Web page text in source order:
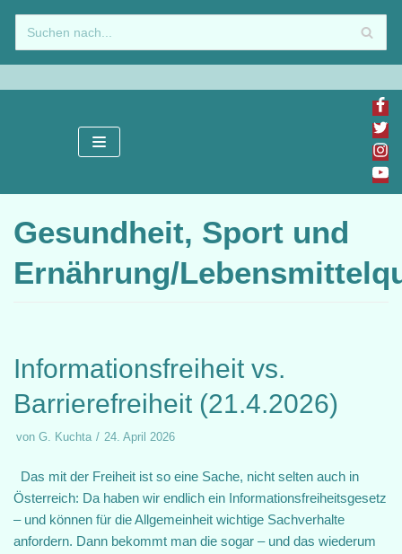
Zum
Inhalt
springen
Gesundheit, Sport und
Ernährung/
Informationsfreiheit vs.
Barrierefreiheit (21.4.2026)
von G. Kuchta 24. April 2026
Das mit der Freiheit ist so eine Sache, nicht selten auch in
Österreich: Da haben wir endlich ein Informationsfreiheitsgesetz
– und können für die Allgemeinheit wichtige Sachverhalte
anfordern. Dann bekommt man die sogar – und das wiederum